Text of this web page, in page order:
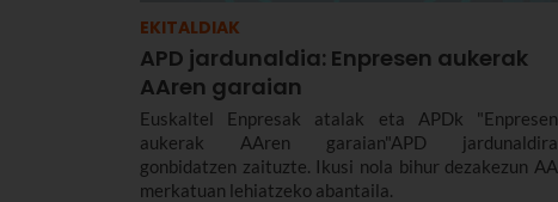
EKITALDIAK
APD jardunaldia: Enpresen aukerak
AAren garaian
Euskaltel Enpresak atalak eta APDk "Enpresen
aukerak AAren garaian"APD jardunaldira
gonbidatzen zaituzte. Ikusi nola bihur dezakezun AA
merkatuan lehiatzeko abantaila.